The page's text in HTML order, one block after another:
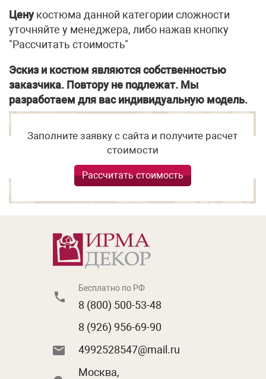
Ценукостюма данной категории сложности
уточняйте у менеджера, либо нажав кнопку
"Рассчитать стоимость"
Эскиз и костюм являются собственностью
заказчика. Повтору не подлежат. Мы
разработаем для вас индивидуальную модель.
Заполните заявку с сайта и получите расчет
стоимости
Рассчитать стоимость
Бесплатно по РФ
8 (800) 500-53-48
8 (926) 956-69-90
4992528547@mail.ru
Москва,